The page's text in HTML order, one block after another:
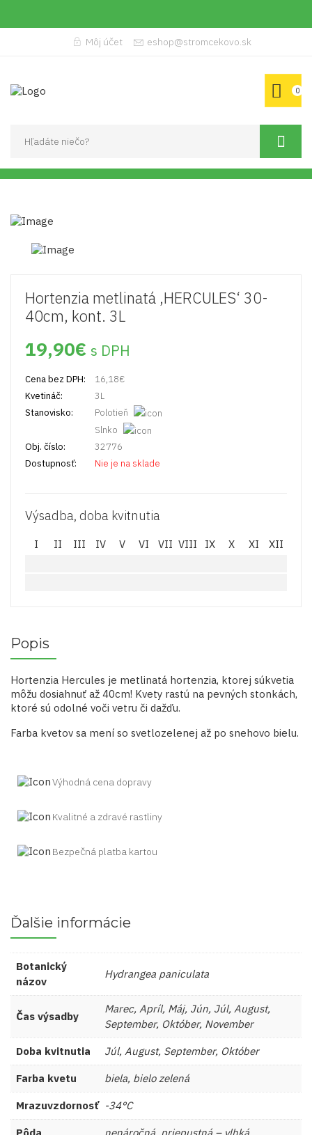
Môj účet eshop@stromcekovo.sk
0
Hortenzia metlinatá ‚HERCULES‘ 30-
40cm, kont. 3L
19,90€ s DPH
Cena bez DPH: 16,18€
Kvetináč:
3L
Stanovisko:
Polotieň
Slnko
Obj. číslo:
32776
Dostupnosť:
Nie je na sklade
Výsadba, doba kvitnutia
I II III IV V VI VII VIII IX X XI XII
Popis
Hortenzia Hercules je metlinatá hortenzia, ktorej súkvetia
môžu dosiahnuť až 40cm! Kvety rastú na pevných stonkách,
ktoré sú odolné voči vetru či dažďu.
Farba kvetov sa mení so svetlozelenej až po snehovo bielu.
Výhodná cena dopravy
Kvalitné a zdravé rastliny
Bezpečná platba kartou
Ďalšie informácie
Botanický
názov
Hydrangea paniculata
Čas výsadby
Marec, Apríl, Máj, Jún, Júl, August,
September, Október, November
Doba kvitnutia Júl, August, September, Október
Farba kvetu biela, bielo zelená
Mrazuvzdornosť -34°C